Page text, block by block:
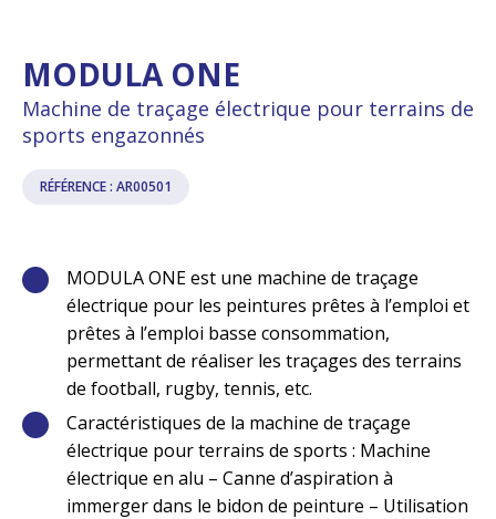
MODULA ONE
Machine de traçage électrique pour terrains de
sports engazonnés
RÉFÉRENCE : AR00501
MODULA ONE est une machine de traçage
électrique pour les peintures prêtes à l’emploi et
prêtes à l’emploi basse consommation,
permettant de réaliser les traçages des terrains
de football, rugby, tennis, etc.
Caractéristiques de la machine de traçage
électrique pour terrains de sports : Machine
électrique en alu – Canne d’aspiration à
immerger dans le bidon de peinture – Utilisation